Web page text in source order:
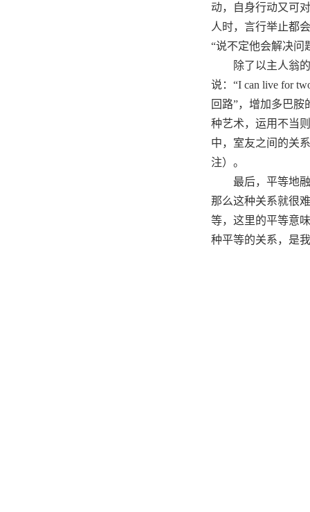
动，自身行动又可
人时，言行举止都
“说不定他会解决问
除了以主人翁
说：“I can live for
回路”，增加多巴
种艺术，运用不当
中，室友之间的关
注）。
最后， 平等地
那么这种关系就很
等， 这里的平等意
种平等的关系，是